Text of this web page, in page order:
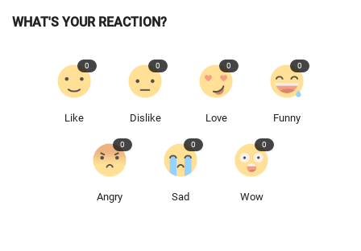
WHAT'S YOUR REACTION?
Like
0
Dislike
0
Love
0
Funny
0
Angry
0
Sad
0
Wow
0